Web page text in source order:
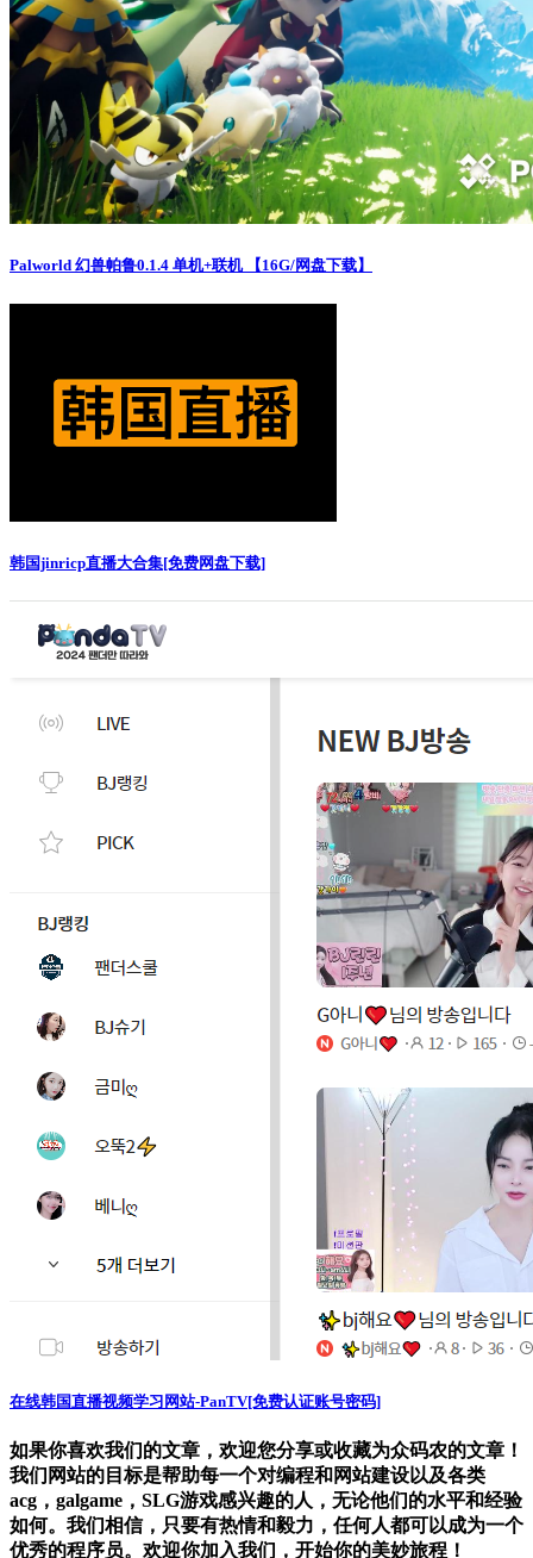
Palworld 幻兽帕鲁0.1.4 单机+联机 【16G/网盘下载】
韩国jinricp直播大合集[免费网盘下载]
在线韩国直播视频学习网站-PanTV[免费认证账号密码]
如果你喜欢我们的文章，欢迎您分享或收藏为众码农的文章！
我们网站的目标是帮助每一个对编程和网站建设以及各类
acg，galgame，SLG游戏感兴趣的人，无论他们的水平和经验
如何。我们相信，只要有热情和毅力，任何人都可以成为一个
优秀的程序员。欢迎你加入我们，开始你的美妙旅程！